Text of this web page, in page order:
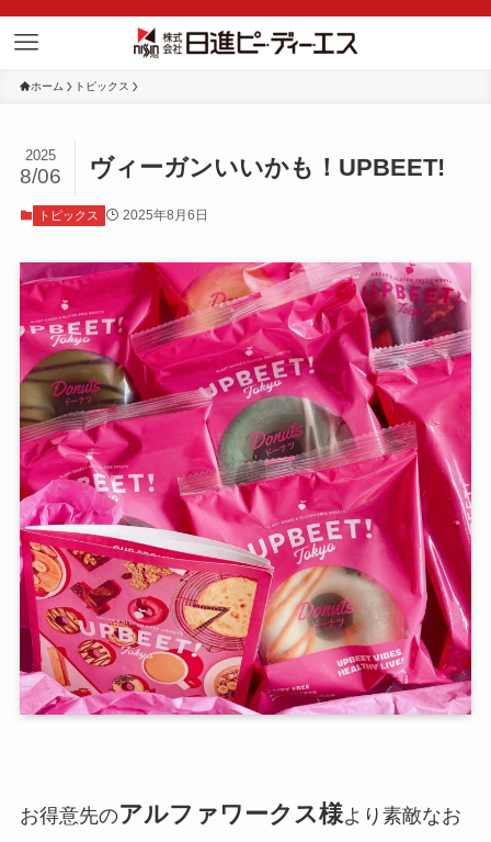
ホーム トピックス
ヴィーガンいいかも！UPBEET!
2025
8/06
トピックス 2025年8月6日
お得意先のアルファワークス様より素敵なお